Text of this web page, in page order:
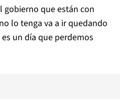
gobierno que están con
lo tenga va a ir quedando
un día que perdemos